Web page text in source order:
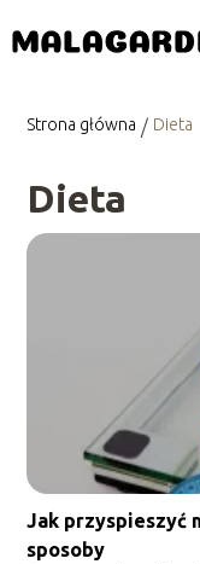
Strona główna / Dieta
Dieta
Jak przyspieszyć
sposoby